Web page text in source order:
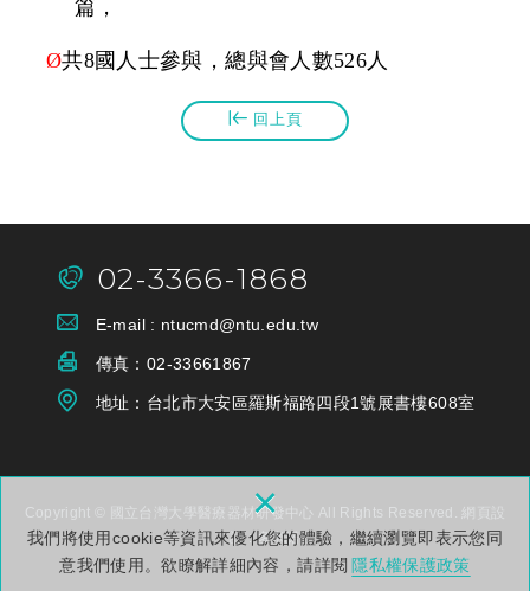
我們將使用cookie等資訊來優化您的體驗，繼續瀏覽即表示您同
意我們使用。欲瞭解詳細內容，請詳閱 隱私權保護政策
×
篇，
Ø共8國人士參與，總與會人數526 人
回上頁
02-3366-1868
E-mail : ntucmd@ntu.edu.tw
傳真： 02-33661867
地址：台北市大安區羅斯福路四段1號展書樓608室
Copyright © 國立台灣大學醫療器材研發中心 All Rights Reserved. 網頁設
計: 多米諾